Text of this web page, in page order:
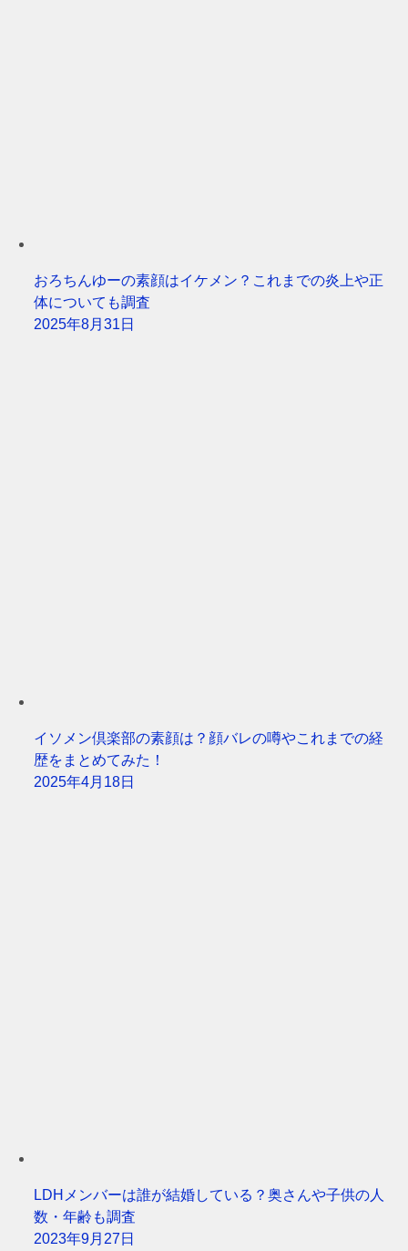
おろちんゆーの素顔はイケメン？これまでの炎上や正
体についても調査
2025年8月31日
イソメン倶楽部の素顔は？顔バレの噂やこれまでの経
歴をまとめてみた！
2025年4月18日
LDHメンバーは誰が結婚している？奥さんや子供の人
数・年齢も調査
2023年9月27日